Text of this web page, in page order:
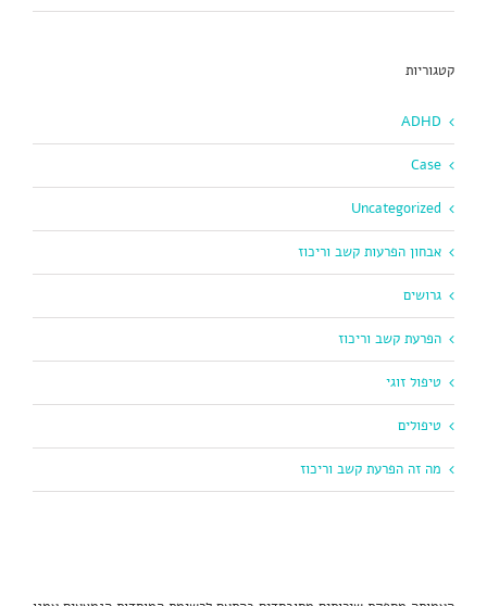
קטגוריות
ADHD
Case
Uncategorized
אבחון הפרעות קשב וריכוז
גרושים
הפרעת קשב וריכוז
טיפול זוגי
טיפולים
מה זה הפרעת קשב וריכוז